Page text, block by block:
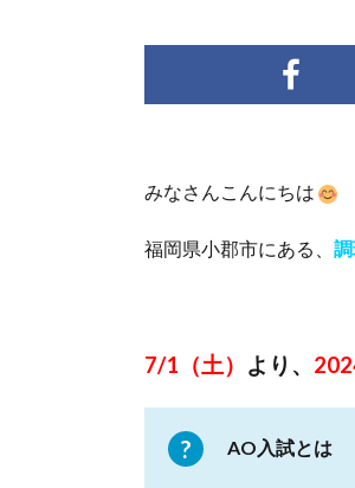
みなさんこんにちは
福岡県小郡市にある、
7/1（土） より、
AO入試とは